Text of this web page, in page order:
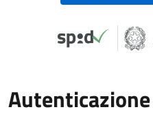
Autenticazione